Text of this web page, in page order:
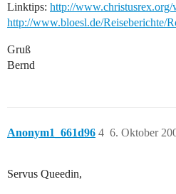
Linktips: http://
http://www.bloesl.de/Reiseberichte/
Gruß
Bernd
Anonym1_661d96 6. Oktober
4
Servus Queedin,